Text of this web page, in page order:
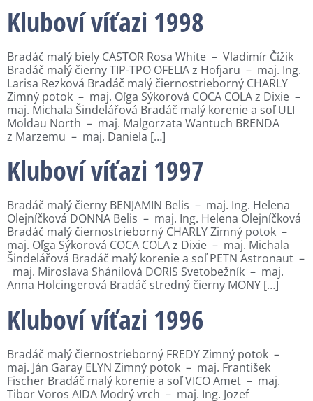
Kluboví víťazi 1998
Bradáč malý biely CASTOR Rosa White – Vladimír Čížik
Bradáč malý čierny TIP-TPO OFELIA z Hofjaru – maj. Ing.
Larisa Rezková Bradáč malý čiernostrieborný CHARLY
Zimný potok – maj. Oľga Sýkorová COCA COLA z Dixie –
maj. Michala Šindelářová Bradáč malý korenie a soľ ULI
Moldau North – maj. Malgorzata Wantuch BRENDA
z Marzemu – maj. Daniela […]
Kluboví víťazi 1997
Bradáč malý čierny BENJAMIN Belis – maj. Ing. Helena
Olejníčková DONNA Belis – maj. Ing. Helena Olejníčková
Bradáč malý čiernostrieborný CHARLY Zimný potok –
maj. Oľga Sýkorová COCA COLA z Dixie – maj. Michala
Šindelářová Bradáč malý korenie a soľ PETN Astronaut –
maj. Miroslava Shánilová DORIS Svetobežník – maj.
Anna Holcingerová Bradáč stredný čierny MONY […]
Kluboví víťazi 1996
Bradáč malý čiernostrieborný FREDY Zimný potok –
maj. Ján Garay ELYN Zimný potok – maj. František
Fischer Bradáč malý korenie a soľ VICO Amet – maj.
Tibor Voros AIDA Modrý vrch – maj. Ing. Jozef